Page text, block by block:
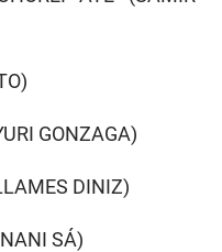
GONZAGA)
DINIZ)
SÁ)